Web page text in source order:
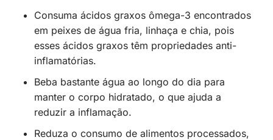
Consuma ácidos graxos ômega-3 encontrados
em peixes de água fria, linhaça e chia, pois
esses ácidos graxos têm propriedades anti-
inflamatórias.
Beba bastante água ao longo do dia para
manter o corpo hidratado, o que ajuda a
reduzir a inflamação.
Reduza o consumo de alimentos processados,